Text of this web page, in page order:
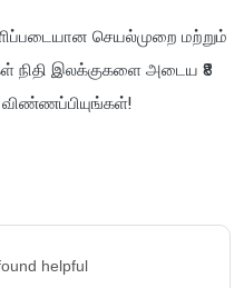
செயல்முறை மற்றும்
நிதி இலக்குகளை அடைய ₹8
விண்ணப்பியுங்கள்!
helpful